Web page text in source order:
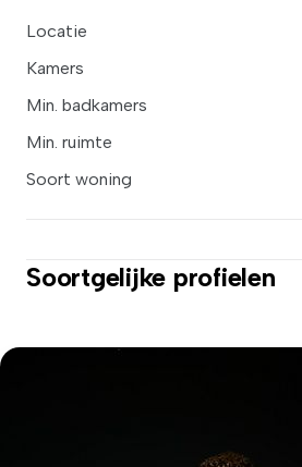
Locatie
Kamers
Min. badkamers
Min. ruimte
Soort woning
Soortgelijke profielen